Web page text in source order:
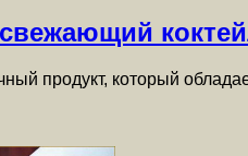
продукт, который